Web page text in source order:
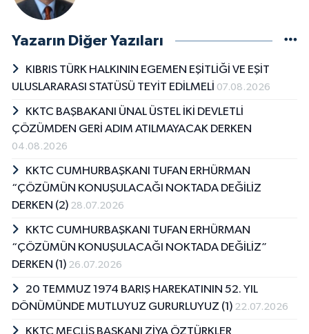
Yazarın Diğer Yazıları
KIBRIS TÜRK HALKININ EGEMEN EŞİTLİĞİ VE EŞİT
ULUSLARARASI STATÜSÜ TEYİT EDİLMELİ 07.08.2026
KKTC BAŞBAKANI ÜNAL ÜSTEL İKİ DEVLETLİ
ÇÖZÜMDEN GERİ ADIM ATILMAYACAK DERKEN
04.08.2026
KKTC CUMHURBAŞKANI TUFAN ERHÜRMAN
“ÇÖZÜMÜN KONUŞULACAĞI NOKTADA DEĞİLİZ
DERKEN (2) 28.07.2026
KKTC CUMHURBAŞKANI TUFAN ERHÜRMAN
“ÇÖZÜMÜN KONUŞULACAĞI NOKTADA DEĞİLİZ”
DERKEN (1) 26.07.2026
20 TEMMUZ 1974 BARIŞ HAREKATININ 52. YIL
DÖNÜMÜNDE MUTLUYUZ GURURLUYUZ (1) 22.07.2026